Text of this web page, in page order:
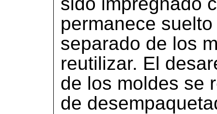
permanece
separado de los
reutilizar. El
de los moldes se
de